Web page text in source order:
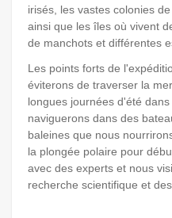
irisés, les vastes colonies
ainsi que les îles où vivent
de manchots et différentes
Les points forts de
éviterons de traverser la
longues journées d'été
naviguerons dans des
baleines que nous
la plongée polaire pour
avec des experts et nous
recherche scientifique et